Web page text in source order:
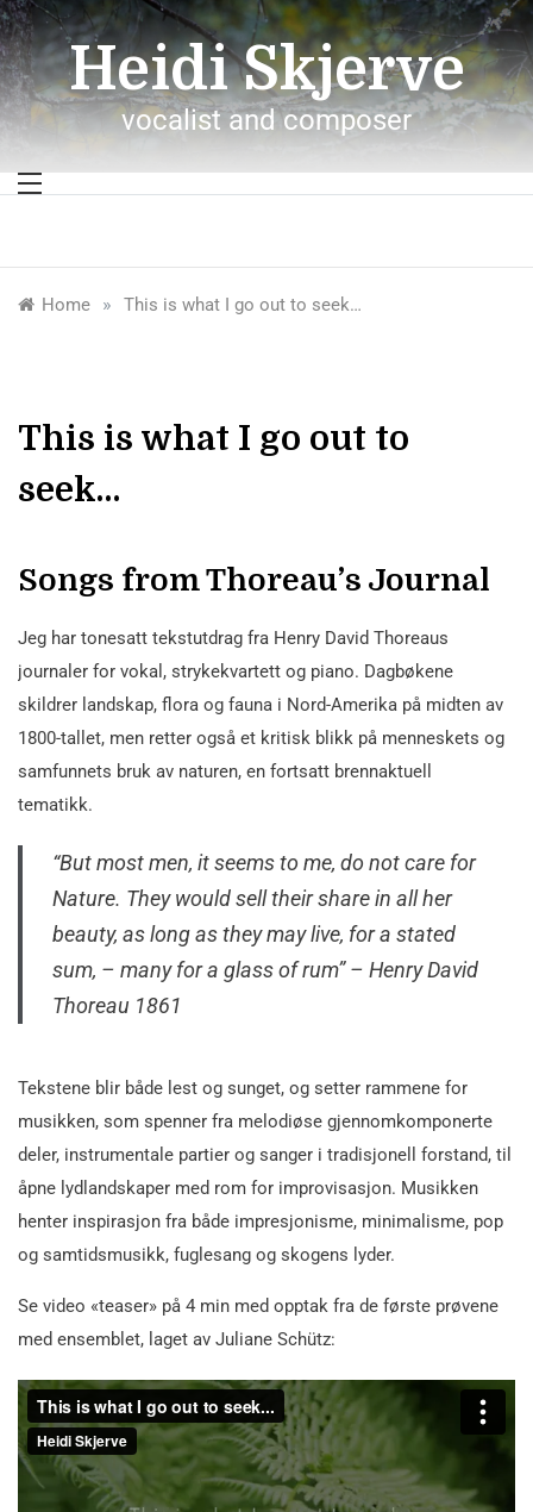
Skip
to
content
Heidi Skjerve
vocalist and composer
Home » This is what I go out to seek…
This is what I go out to
seek…
Songs from Thoreau’s Journal
Jeg har tonesatt tekstutdrag fra Henry David Thoreaus
journaler for vokal, strykekvartett og piano. Dagbøkene
skildrer landskap, flora og fauna i Nord-Amerika på midten av
1800-tallet, men retter også et kritisk blikk på menneskets og
samfunnets bruk av naturen, en fortsatt brennaktuell
tematikk.
“But most men, it seems to me, do not care for
Nature. They would sell their share in all her
beauty, as long as they may live, for a stated
sum, – many for a glass of rum” – Henry David
Thoreau 1861
Tekstene blir både lest og sunget, og setter rammene for
musikken, som spenner fra melodiøse gjennomkomponerte
deler, instrumentale partier og sanger i tradisjonell forstand, til
åpne lydlandskaper med rom for improvisasjon. Musikken
henter inspirasjon fra både impresjonisme, minimalisme, pop
og samtidsmusikk, fuglesang og skogens lyder.
Se video «teaser» på 4 min med opptak fra de første prøvene
med ensemblet, laget av Juliane Schütz: